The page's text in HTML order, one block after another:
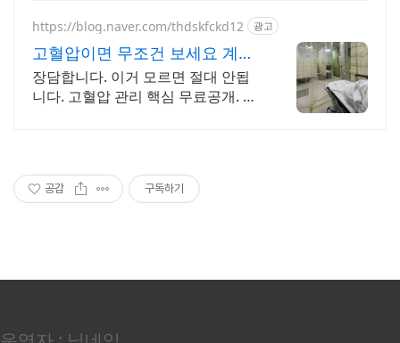
https://blog.naver.com/thdskfckd12 광고
고혈압이면 무조건 보세요 계속
방치하시면 큰일납니다.
장담합니다. 이거 모르면 절대 안됩
니다. 고혈압 관리 핵심 무료공개. 삭
공감 구독하기